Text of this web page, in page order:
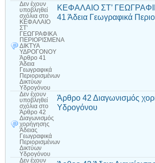
Δεν έχουν
υποβληθεί
σχόλια στο
ΚΕΦΑΛΑΙΟ
ΣΤ’
ΓΕΩΓΡΑΦΙΚΑ
ΠΕΡΙΟΡΙΣΜΕΝΑ
ΔΙΚΤΥΑ
ΥΔΡΟΓΟΝΟΥ
Άρθρο 41
Άδεια
Γεωγραφικά
Περιορισμένων
Δικτύων
Υδρογόνου
ΚΕΦΑΛΑΙΟ ΣΤ’
41 Άδεια Γεωγραφικά
Δεν έχουν
υποβληθεί
σχόλια στο
Άρθρο 42
Διαγωνισμός
χορήγησης
Άδειας
Γεωγραφικά
Περιορισμένων
Δικτύων
Υδρογόνου
Άρθρο 42 Διαγωνισμός
Υδρογόνου
Δεν έχουν